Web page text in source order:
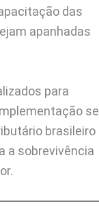
das
apanhadas
para
se
brasileiro
a sobrevivência